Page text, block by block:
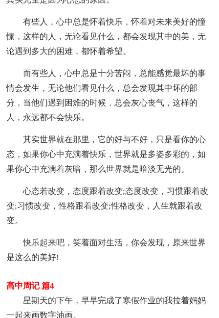
有些人，心中总是怀着快乐，怀着对未来美好的憧
憬，这样的人，无论看见什么，都会发现其中的美，无
论遇到多大的困难，都怀着希望。
而有些人，心中总是十分苦闷，总能感觉最坏的事
情会发生，无论他们看见什么，总会发现其中坏的部
分，当他们遇到困难的时候，总会灰心丧气，这样的
人，永远都不会快乐。
其实世界就在那里，它的好与不好，只是看你的心
态，如果你心中充满着快乐，世界就是多姿多彩的，如
果你心中充满着灰暗，那么世界就是暗淡无光的。
心态若改变，态度跟着改变;态度改变，习惯跟着改
变;习惯改变，性格跟着改变;性格改变，人生就跟着改
变。
快乐起来吧，笑着面对生活，你会发现，原来世界
是这么的美好!
高中周记 篇4
星期天的下午，早早完成了寒假作业的我拉着妈妈
一起来画数字油画。